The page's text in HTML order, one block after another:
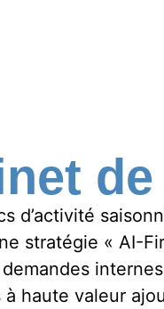
d’activité
stratégie « AI-
à haute valeur